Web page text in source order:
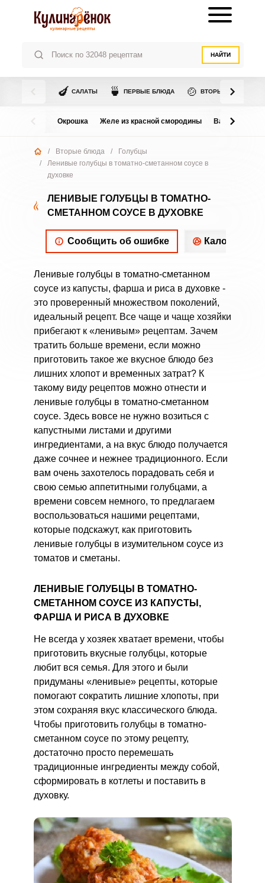
НАЙТИ
🍆 САЛАТЫ 🍵 ПЕРВЫЕ БЛЮДА 🍲 ВТОРЫЕ БЛЮДА
Окрошка Желе из красной смородины Варенье из
/ Вторые блюда /
Голубцы
/
Ленивые голубцы в томатно-сметанном соусе в
духовке
ЛЕНИВЫЕ ГОЛУБЦЫ В ТОМАТНО-
СМЕТАННОМ СОУСЕ В ДУХОВКЕ
Сообщить об ошибке
Ленивые голубцы в томатно-сметанном
соусе из капусты, фарша и риса в духовке -
это проверенный множеством поколений,
идеальный рецепт. Все чаще и чаще хозяйки
прибегают к «ленивым» рецептам. Зачем
тратить больше времени, если можно
приготовить такое же вкусное блюдо без
лишних хлопот и временных затрат? К
такому виду рецептов можно отнести и
ленивые голубцы в томатно-сметанном
соусе. Здесь вовсе не нужно возиться с
капустными листами и другими
ингредиентами, а на вкус блюдо получается
даже сочнее и нежнее традиционного. Если
вам очень захотелось порадовать себя и
свою семью аппетитными голубцами, а
времени совсем немного, то предлагаем
воспользоваться нашими рецептами,
которые подскажут, как приготовить
ленивые голубцы в изумительном соусе из
томатов и сметаны.
ЛЕНИВЫЕ ГОЛУБЦЫ В ТОМАТНО-
СМЕТАННОМ СОУСЕ ИЗ КАПУСТЫ,
ФАРША И РИСА В ДУХОВКЕ
Не всегда у хозяек хватает времени, чтобы
приготовить вкусные голубцы, которые
любит вся семья. Для этого и были
придуманы «ленивые» рецепты, которые
помогают сократить лишние хлопоты, при
этом сохраняя вкус классического блюда.
Чтобы приготовить голубцы в томатно-
сметанном соусе по этому рецепту,
достаточно просто перемешать
традиционные ингредиенты между собой,
сформировать в котлеты и поставить в
духовку.